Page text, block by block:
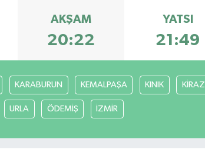
AKŞAM
20:22
YATSI
21:49
KARABURUN KEMALPAŞA KINIK KİRAZ
URLA ÖDEMİŞ İZMİR